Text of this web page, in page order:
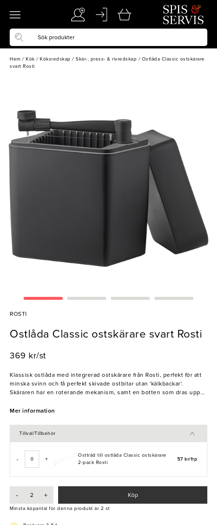
Hem / Kök / Köksredskap / Skär-, press- & rivredskap / Ostlåda Classic ostskärare
svart Rosti
ROSTI
Ostlåda Classic ostskärare svart Rosti
369 kr/st
Klassisk ostlåda med integrerad ostskärare från Rosti, perfekt för att
minska svinn och få perfekt skivade ostbitar utan 'kälkbackar'.
Skäraren har en roterande mekanism, samt en botten som dras uppåt
resultat. Ett praktiskt kökstillbehör för restaurang- och hotellbufféer.
- Passar med osttråd (art.nr. K134100)
Mer information
Tillval/Tillbehör
- +
Osttråd till ostlåda Classic ostskärare
2-pack Rosti
57 kr/frp
- + Köp
Minsta köpantal för denna produkt är 2 st